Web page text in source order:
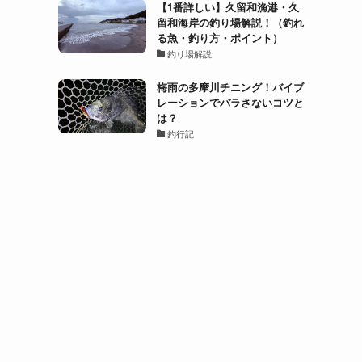
【1番詳しい】久留和漁港・久
留和海岸の釣り場解説！（釣れ
る魚・釣り方・ポイント）
釣り場解説
梅雨の多摩川チニング！バイブ
レーションでバラさないコツと
は？
釣行記